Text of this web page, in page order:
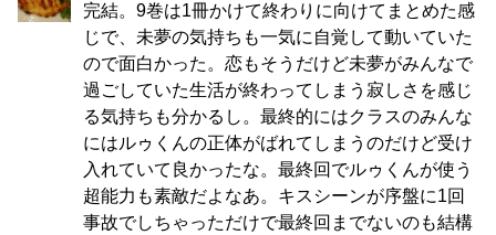
完結。9巻は1冊かけて終わりに向けてまとめた感
じで、未夢の気持ちも一気に自覚して動いていた
ので面白かった。恋もそうだけど未夢がみんなで
過ごしていた生活が終わってしまう寂しさを感じ
る気持ちも分かるし。最終的にはクラスのみんな
にはルゥくんの正体がばれてしまうのだけど受け
入れていて良かったな。最終回でルゥくんが使う
超能力も素敵だよなあ。キスシーンが序盤に1回
事故でしちゃっただけで最終回までないのも結構